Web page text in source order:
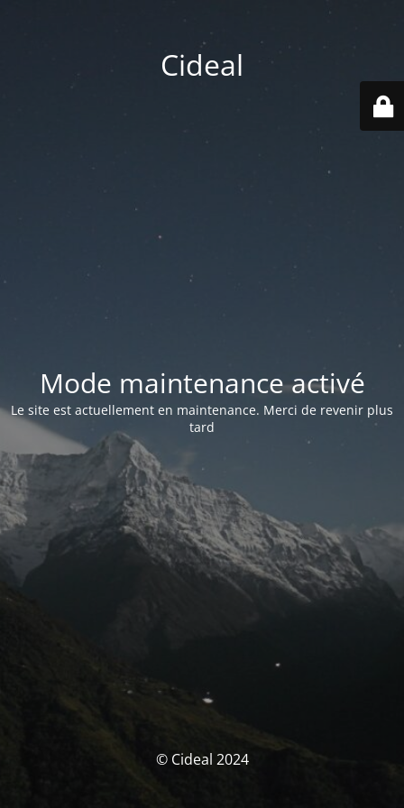
Cideal
Mode maintenance activé
Le site est actuellement en maintenance. Merci de revenir plus
tard
© Cideal 2024